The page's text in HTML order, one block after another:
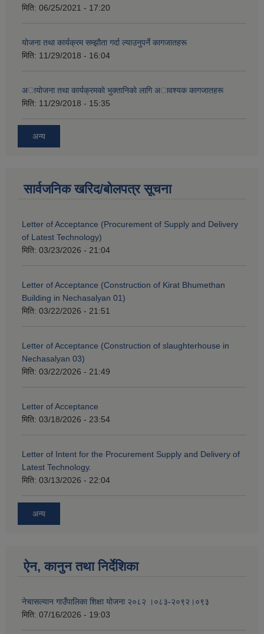
मिति: 06/25/2021 - 17:20
याेजना तथा कार्यक्रम सम्झाैता गर्दा ल्याउनुपर्ने कागजातहरू
मिति: 11/29/2018 - 16:04
अायाेजना तथा कार्यक्रमकाे भुक्तानिकाे लागि अावश्यक कागजातहरू
मिति: 11/29/2018 - 15:35
अन्य
सार्वजनिक खरिद/बोलपत्र सूचना
Letter of Acceptance (Procurement of Supply and Delivery
of Latest Technology)
मिति: 03/23/2026 - 21:04
Letter of Acceptance (Construction of Kirat Bhumethan
Building in Nechasalyan 01)
मिति: 03/22/2026 - 21:51
Letter of Acceptance (Construction of slaughterhouse in
Nechasalyan 03)
मिति: 03/22/2026 - 21:49
Letter of Acceptance
मिति: 03/18/2026 - 23:54
Letter of Intent for the Procurement Supply and Delivery of
Latest Technology.
मिति: 03/13/2026 - 22:04
अन्य
ऐन, कानुन तथा निर्देशिका
नेचासल्यान गाउँपालिका शिक्षा योजना २०८२ ।०८३-२०९२।०९३
मिति: 07/16/2026 - 19:03